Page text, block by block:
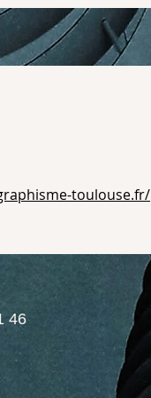
toulouse.fr/
46